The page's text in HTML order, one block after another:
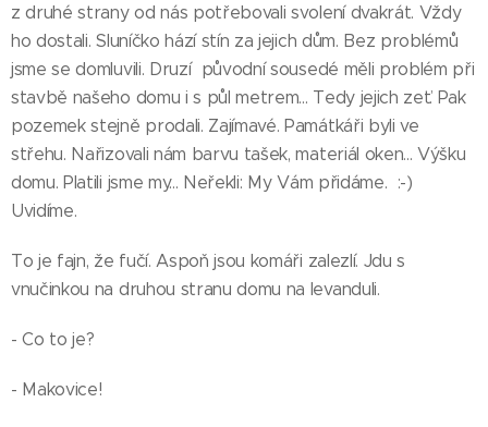
z druhé strany od nás potřebovali svolení dvakrát. Vždy
ho dostali. Sluníčko hází stín za jejich dům. Bez problémů
jsme se domluvili. Druzí původní sousedé měli problém při
stavbě našeho domu i s půl metrem... Tedy jejich zeť. Pak
pozemek stejně prodali. Zajímavé. Památkáři byli ve
střehu. Nařizovali nám barvu tašek, materiál oken... Výšku
domu. Platili jsme my... Neřekli: My Vám přidáme. :-)
Uvidíme.
To je fajn, že fučí. Aspoň jsou komáři zalezlí. Jdu s
vnučinkou na druhou stranu domu na levanduli.
- Co to je?
- Makovice!